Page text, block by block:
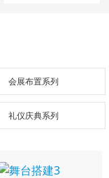
会展布置系列
礼仪庆典系列